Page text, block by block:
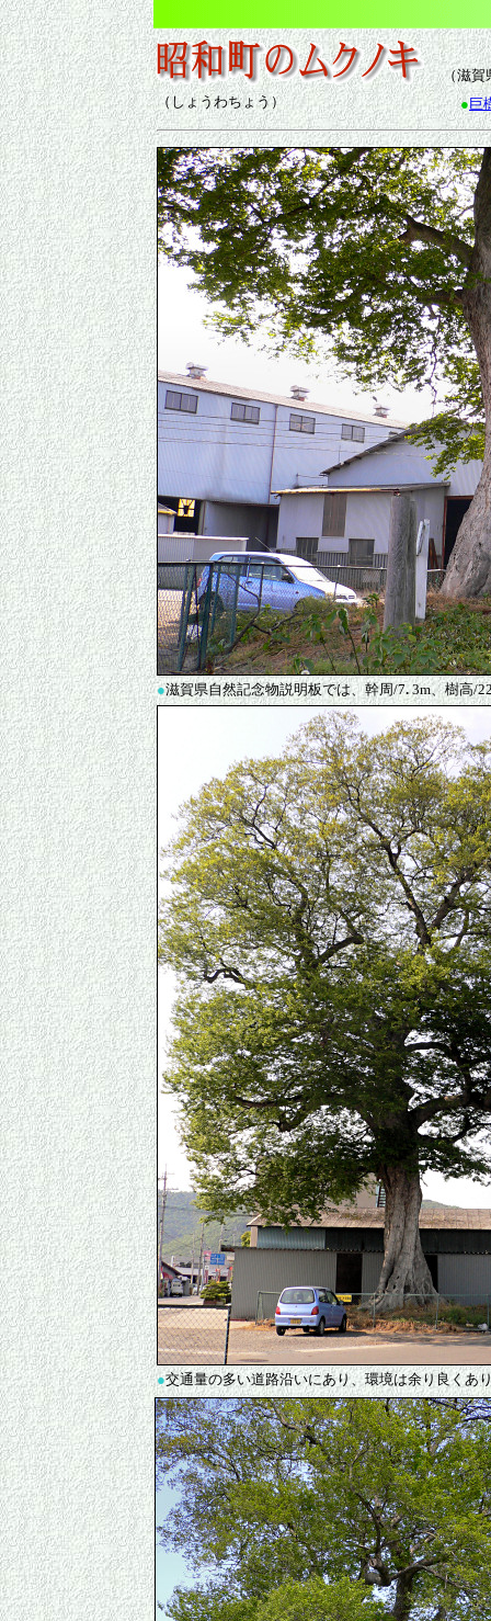
（滋賀
（しょうわちょう）
●巨
●滋賀県自然記念物説明板では、幹周/7.3m、樹高/
●交通量の多い道路沿いにあり、環境は余り良くあ